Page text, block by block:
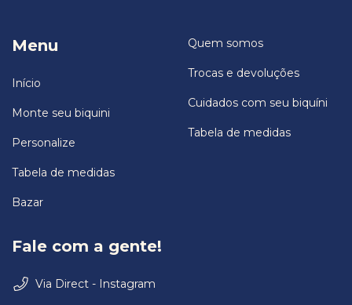
Menu
Início
Monte seu biquini
Personalize
Tabela de medidas
Bazar
Quem somos
Trocas e devoluções
Cuidados com seu biquíni
Tabela de medidas
Fale com a gente!
Via Direct - Instagram